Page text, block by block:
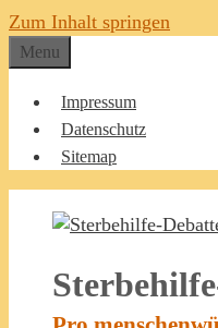
Zum Inhalt springen
Menu
Impressum
Datenschutz
Sitemap